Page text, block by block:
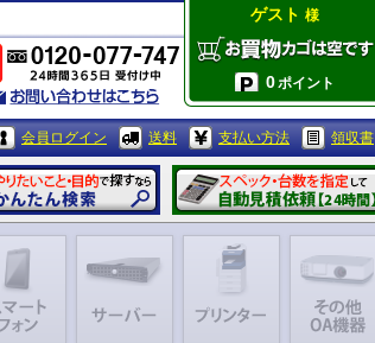
ゲスト 様
0ポイント
会員ログイン 送料 支払い方法 領収書